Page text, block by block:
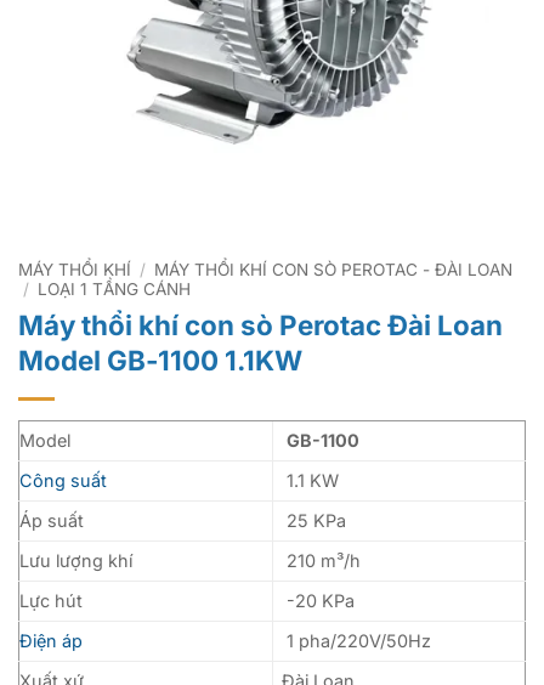
MÁY THỔI KHÍ / MÁY THỔI KHÍ CON SÒ PEROTAC - ĐÀI LOAN
/ LOẠI 1 TẦNG CÁNH
Máy thổi khí con sò Perotac Đài Loan
Model GB-1100 1.1KW
Model
GB-1100
Công suất
1.1 KW
Áp suất
25 KPa
Lưu lượng khí
210 m³/h
Lực hút
-20 KPa
Điện áp
1 pha/220V/50Hz